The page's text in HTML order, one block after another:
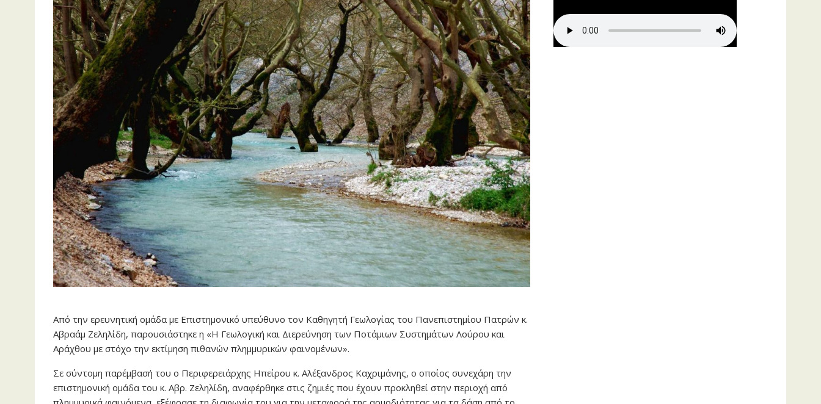
Από την ερευνητική ομάδα με Επιστημονικό υπεύθυνο τον Καθηγητή Γεωλογίας του Πανεπιστημίου Πατρών κ.
Αβραάμ Ζεληλίδη, παρουσιάστηκε η «Η Γεωλογική και Διερεύνηση των Ποτάμιων Συστημάτων Λούρου και
Αράχθου με στόχο την εκτίμηση πιθανών πλημμυρικών φαινομένων».
Σε σύντομη παρέμβασή του ο Περιφερειάρχης Ηπείρου κ. Αλέξανδρος Καχριμάνης, ο οποίος συνεχάρη την
επιστημονική ομάδα του κ. Αβρ. Ζεληλίδη, αναφέρθηκε στις ζημιές που έχουν προκληθεί στην περιοχή από